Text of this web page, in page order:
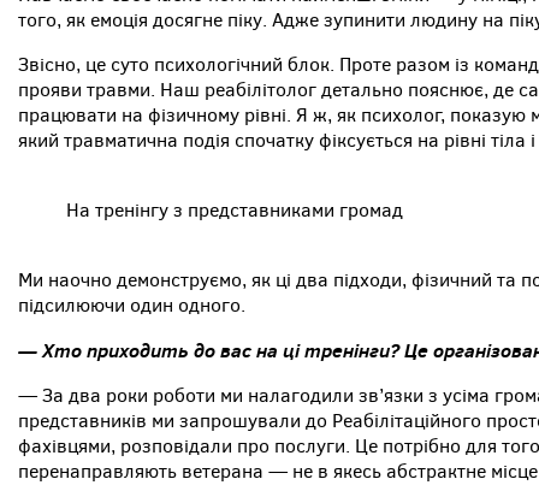
того, як емоція досягне піку. Адже зупинити людину на
Звісно, це суто психологічний блок. Проте разом із
прояви травми. Наш реабілітолог детально пояснює, де
працювати на фізичному рівні. Я ж, як психолог, показую
який травматична подія спочатку фіксується на рівні
На тренінгу з представниками громад
Ми наочно демонструємо, як ці два підходи, фізичний та
підсилюючи один одного.
— Хто приходить до вас на ці тренінги? Це
— За два роки роботи ми налагодили зв’язки з усіма
представників ми запрошували до Реабілітаційного
фахівцями, розповідали про послуги. Це потрібно для
перенаправляють ветерана — не в якесь абстрактне